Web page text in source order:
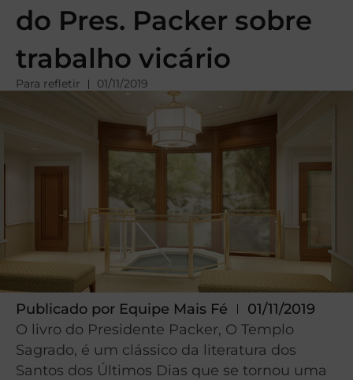
do Pres. Packer sobre
trabalho vicário
Para refletir 01/11/2019
Publicado por Equipe Mais Fé
01/11/2019
O livro do Presidente Packer, O Templo
Sagrado, é um clássico da literatura dos
Santos dos Últimos Dias que se tornou uma